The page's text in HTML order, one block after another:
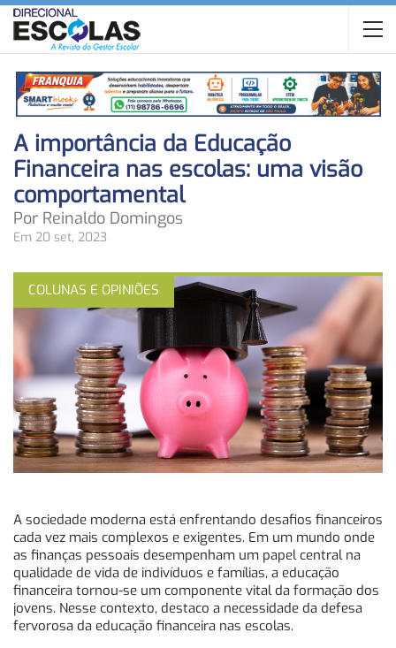
A importância da Educação
Financeira nas escolas: uma visão
comportamental
Por Reinaldo Domingos
Em 20 set, 2023
COLUNAS E OPINIÕES
A sociedade moderna está enfrentando desafios financeiros
cada vez mais complexos e exigentes. Em um mundo onde
as finanças pessoais desempenham um papel central na
qualidade de vida de indivíduos e famílias, a educação
financeira tornou-se um componente vital da formação dos
jovens. Nesse contexto, destaco a necessidade da defesa
fervorosa da educação financeira nas escolas.